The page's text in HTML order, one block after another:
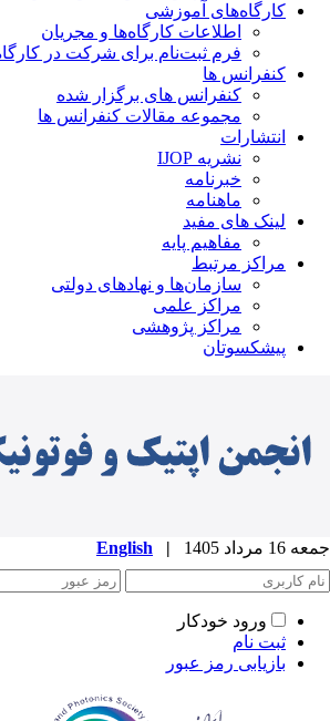
کارگاه‌های آموزشی
اطلاعات کارگاه‌ها و مجریان
فرم ثبت‌نام برای شرکت در کارگاه
کنفرانس ها
کنفرانس های برگزار شده
مجموعه مقالات کنفرانس ها
انتشارات
نشریه IJOP
خبرنامه
ماهنامه
لینک های مفید
مفاهیم پایه
مراکز مرتبط
سازمان‌ها و نهادهای دولتی
مراکز علمی
مراکز پژوهشی
پیشکسوتان
مرداد 1405 |
English
ورود خودکار
ثبت نام
بازیابی رمز عبور